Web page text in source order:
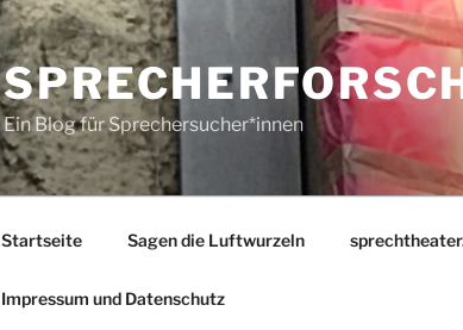
Ein Blog für Sprechersucher*innen
Startseite Sagen die Luftwurzeln
Impressum und Datenschutz